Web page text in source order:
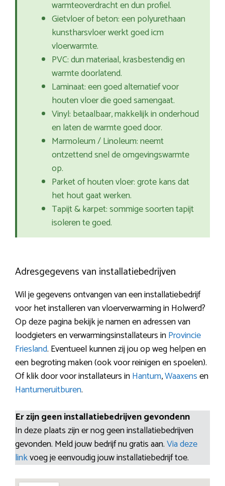
warmteoverdracht en dun profiel.
Gietvloer of beton: een polyurethaan
kunstharsvloer werkt goed icm
vloerwarmte.
PVC: dun materiaal, krasbestendig en
warmte doorlatend.
Laminaat: een goed alternatief voor
houten vloer die goed samengaat.
Vinyl: betaalbaar, makkelijk in onderhoud
en laten de warmte goed door.
Marmoleum / Linoleum: neemt
ontzettend snel de omgevingswarmte
op.
Parket of houten vloer: grote kans dat
het hout gaat werken.
Tapijt & karpet: sommige soorten tapijt
isoleren te goed.
Adresgegevens van installatiebedrijven
Wil je gegevens ontvangen van een installatiebedrijf
voor het installeren van vloerverwarming in Holwerd?
Op deze pagina bekijk je namen en adressen van
loodgieters en verwarmingsinstallateurs inProvincie
Friesland. Eventueel kunnen zij jou op weg helpen en
een begroting maken (ook voor reinigen en spoelen).
Of klik door voor installateurs inHantum,Waaxensen
Hantumeruitburen.
Er zijn geen installatiebedrijven gevondenn
In deze plaats zijn er nog geen installatiebedrijven
gevonden. Meld jouw bedrijf nu gratis aan.Via deze
linkvoeg je eenvoudig jouw installatiebedrijf toe.